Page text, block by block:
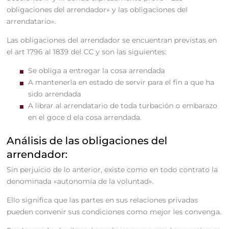
obligaciones del arrendador» y las obligaciones del
arrendatario».
Las obligaciones del arrendador se encuentran previstas en
el art 1796 al 1839 del CC y son las siguientes:
Se obliga a entregar la cosa arrendada
A mantenerla en estado de servir para el fin a que ha
sido arrendada
A librar al arrendatario de toda turbación o embarazo
en el goce d ela cosa arrendada.
Análisis de las obligaciones del
arrendador:
Sin perjuicio de lo anterior, existe como en todo contrato la
denominada «autonomía de la voluntad».
Ello significa que las partes en sus relaciones privadas
pueden convenir sus condiciones como mejor les convenga.